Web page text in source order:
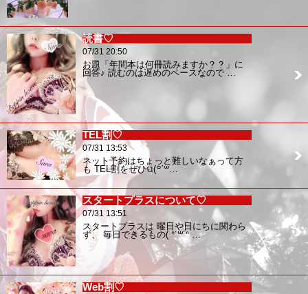
読書♡
07/31 20:50
お題「年間本は何冊読みますか？？」に
回答♪ 読むのは遅めのペースなので …
TEL割♡
07/31 13:53
ネット予約はちょっと難しいなぁって方
も TEL割をぜひପ(꒪ˊ꒳…
スタートプラスについて♡
07/31 13:51
スタートプラスは 曜日や日にちに関わら
ず、 毎日できるもの( ᐢ˙꒳​˙ᐢ …
Web割♡